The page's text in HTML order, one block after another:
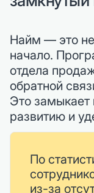
Найм — это не
начало.
отдела
обратной
Это замыкает
развитию и
По
из-за